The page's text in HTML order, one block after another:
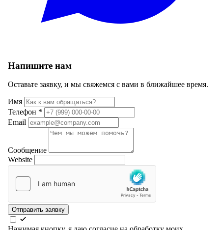
Напишите нам
Оставьте заявку, и мы свяжемся с вами в ближайшее время.
Имя
Телефон *
Email
Сообщение
Website
Отправить заявку